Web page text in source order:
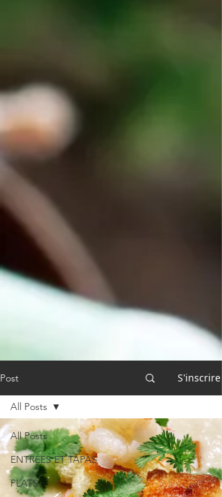
Post S'inscrire
All Posts
ENTRÉES ET TAPAS
PLATS
All Posts